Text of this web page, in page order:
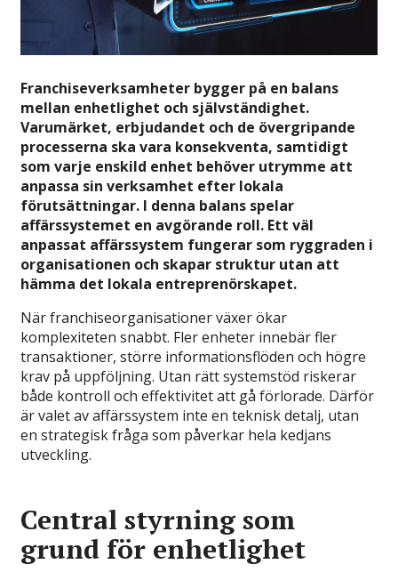
Franchiseverksamheter bygger på en balans
mellan enhetlighet och självständighet.
Varumärket, erbjudandet och de övergripande
processerna ska vara konsekventa, samtidigt
som varje enskild enhet behöver utrymme att
anpassa sin verksamhet efter lokala
förutsättningar. I denna balans spelar
affärssystemet en avgörande roll. Ett väl
anpassat affärssystem fungerar som ryggraden i
organisationen och skapar struktur utan att
hämma det lokala entreprenörskapet.
När franchiseorganisationer växer ökar
komplexiteten snabbt. Fler enheter innebär fler
transaktioner, större informationsflöden och högre
krav på uppföljning. Utan rätt systemstöd riskerar
både kontroll och effektivitet att gå förlorade. Därför
är valet av affärssystem inte en teknisk detalj, utan
en strategisk fråga som påverkar hela kedjans
utveckling.
Central styrning som
grund för enhetlighet